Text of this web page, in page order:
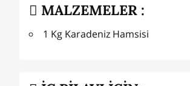
MALZEMELER :
1 Kg Karadeniz Hamsisi